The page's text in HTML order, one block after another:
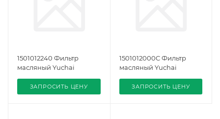
1501012240 Фильтр
масляный Yuchai
ЗАПРОСИТЬ ЦЕНУ
1501012000C Фильтр
масляный Yuchai
ЗАПРОСИТЬ ЦЕНУ